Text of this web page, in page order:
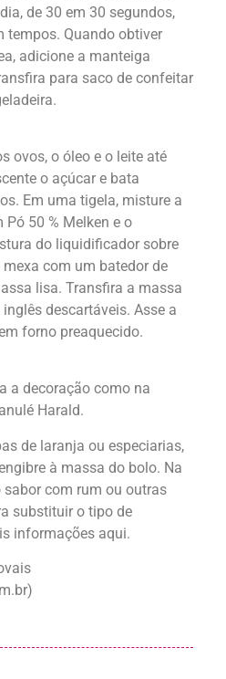
de 30 em 30 segundos,
tempos. Quando obtiver
adicione a manteiga
para saco de confeitar
ovos, o óleo e o leite até
o açúcar e bata
Em uma tigela, misture a
50 % Melken e o
do liquidificador sobre
com um batedor de
lisa. Transfira a massa
descartáveis. Asse a
forno preaquecido.
a decoração como na
Harald.
de laranja ou especiarias,
à massa do bolo. Na
sabor com rum ou outras
substituir o tipo de
informações aqui.
)